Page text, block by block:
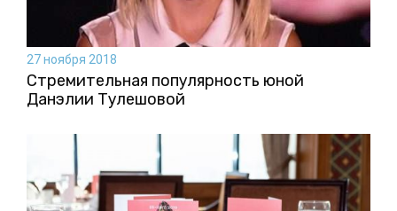
27 ноября 2018
Стремительная популярность юной
Данэлии Тулешовой